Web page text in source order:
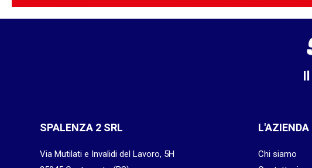
SPALENZA 2 SRL
Via Mutilati e Invalidi del Lavoro, 5H
L'AZIENDA
Chi siamo